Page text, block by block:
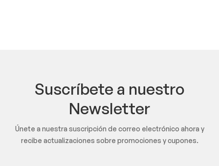
Suscríbete a nuestro
Newsletter
Únete a nuestra suscripción de correo electrónico ahora y
recibe actualizaciones sobre promociones y cupones.